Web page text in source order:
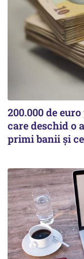
200.000 de
care deschid o
primi banii și